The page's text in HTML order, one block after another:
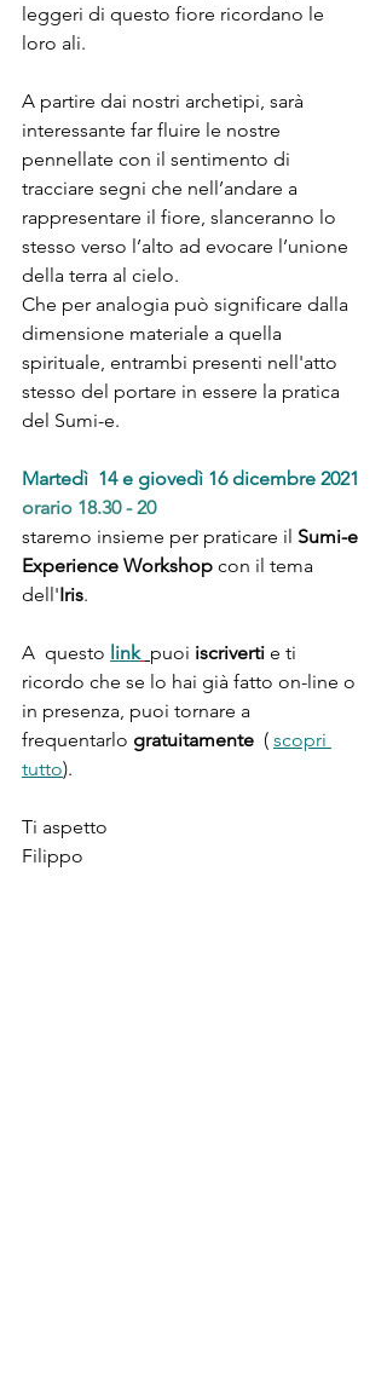
leggeri di questo fiore ricordano le
loro ali.
A partire dai nostri archetipi, sarà
interessante far fluire le nostre
pennellate con il sentimento di
tracciare segni che nell’andare a
rappresentare il fiore, slanceranno lo
stesso verso l’alto ad evocare l’unione
della terra al cielo.
Che per analogia può significare dalla
dimensione materiale a quella
spirituale, entrambi presenti nell'atto
stesso del portare in essere la pratica
del Sumi-e.
Martedì  14 e giovedì 16 dicembre 2021
orario 18.30 - 20
staremo insieme per praticare il Sumi-e
Experience Workshop con il tema
dell'Iris.
A  questo link puoi iscriverti e ti
ricordo che se lo hai già fatto on-line o
in presenza, puoi tornare a
frequentarlo gratuitamente
  (
scopri
tutto).
Ti aspetto
Filippo